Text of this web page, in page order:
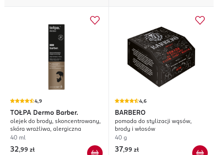
4,9
TOŁPA Dermo Barber.
olejek do brody, skoncentrowany,
skóra wrażliwa, alergiczna
40 ml
32,99 zł
4,6
BARBERO
pomada do stylizacji wąsów,
brody i włosów
40 g
37,99 zł